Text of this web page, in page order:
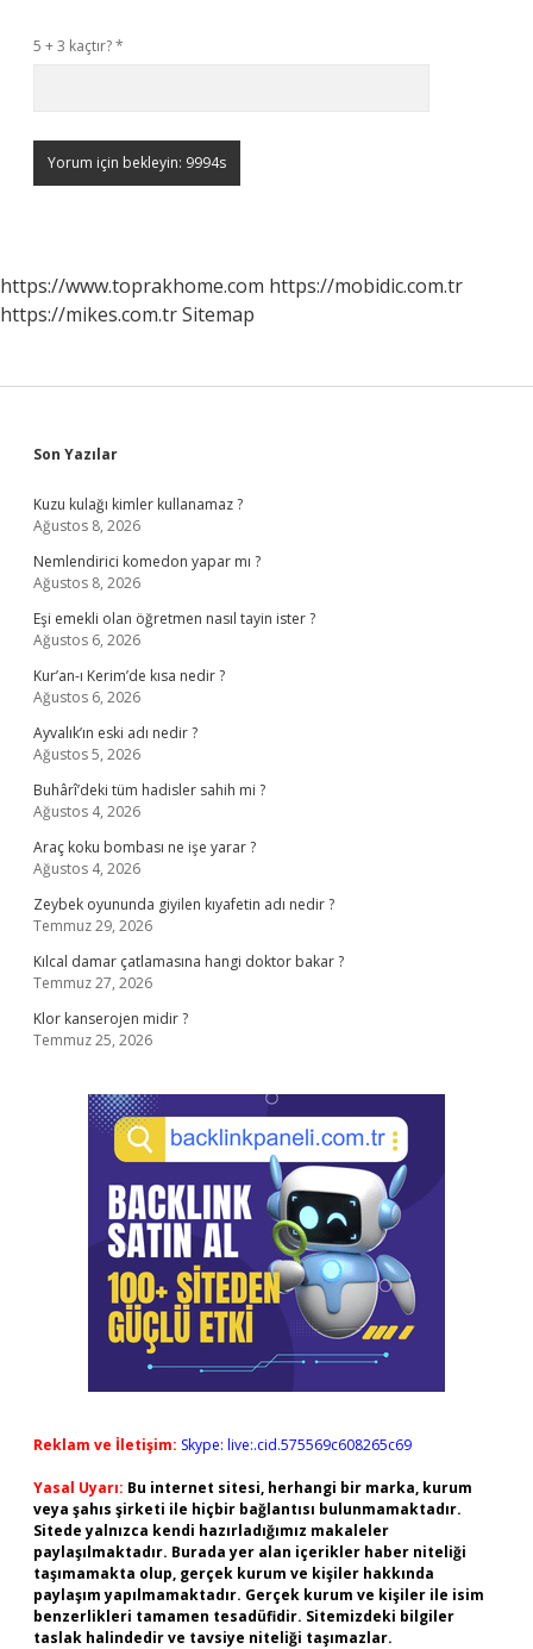
5 + 3 kaçtır?*
https://www.toprakhome.com https://mobidic.com.tr
https://mikes.com.trSitemap
Sidebar
Son Yazılar
Kuzu kulağı kimler kullanamaz ?
Ağustos 8, 2026
Nemlendirici komedon yapar mı ?
Ağustos 8, 2026
Eşi emekli olan öğretmen nasıl tayin ister ?
Ağustos 6, 2026
Kur’an-ı Kerim’de kısa nedir ?
Ağustos 6, 2026
Ayvalık’ın eski adı nedir ?
Ağustos 5, 2026
Buhârî’deki tüm hadisler sahih mi ?
Ağustos 4, 2026
Araç koku bombası ne işe yarar ?
Ağustos 4, 2026
Zeybek oyununda giyilen kıyafetin adı nedir ?
Temmuz 29, 2026
Kılcal damar çatlamasına hangi doktor bakar ?
Temmuz 27, 2026
Klor kanserojen midir ?
Temmuz 25, 2026
Reklam ve İletişim: Skype: live:.cid.575569c608265c69
Yasal Uyarı: Bu internet sitesi, herhangi bir marka, kurum
veya şahıs şirketi ile hiçbir bağlantısı bulunmamaktadır.
Sitede yalnızca kendi hazırladığımız makaleler
paylaşılmaktadır. Burada yer alan içerikler haber niteliği
taşımamakta olup, gerçek kurum ve kişiler hakkında
paylaşım yapılmamaktadır. Gerçek kurum ve kişiler ile isim
benzerlikleri tamamen tesadüfidir. Sitemizdeki bilgiler
taslak halindedir ve tavsiye niteliği taşımazlar.